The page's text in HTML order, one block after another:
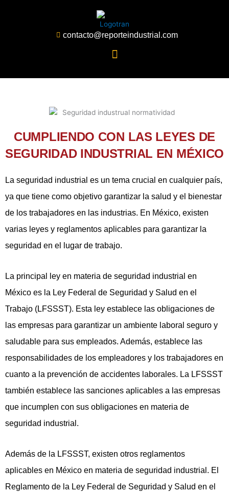
contacto@reporteindustrial.com
CUMPLIENDO CON LAS LEYES DE
SEGURIDAD INDUSTRIAL EN MÉXICO
La seguridad industrial es un tema crucial en cualquier país,
ya que tiene como objetivo garantizar la salud y el bienestar
de los trabajadores en las industrias. En México, existen
varias leyes y reglamentos aplicables para garantizar la
seguridad en el lugar de trabajo.
La principal ley en materia de seguridad industrial en
México es la Ley Federal de Seguridad y Salud en el
Trabajo (LFSSST). Esta ley establece las obligaciones de
las empresas para garantizar un ambiente laboral seguro y
saludable para sus empleados. Además, establece las
responsabilidades de los empleadores y los trabajadores en
cuanto a la prevención de accidentes laborales. La LFSSST
también establece las sanciones aplicables a las empresas
que incumplen con sus obligaciones en materia de
seguridad industrial.
Además de la LFSSST, existen otros reglamentos
aplicables en México en materia de seguridad industrial. El
Reglamento de la Ley Federal de Seguridad y Salud en el